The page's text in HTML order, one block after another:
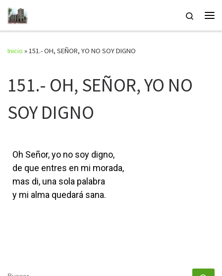
Saltar al contenido Search
Inicio »151.- OH, SEÑOR, YO NO SOY DIGNO
151.- OH, SEÑOR, YO NO
SOY DIGNO
Oh Señor, yo no soy digno,
de que entres en mi morada,
mas di, una sola palabra
y mi alma quedará sana.